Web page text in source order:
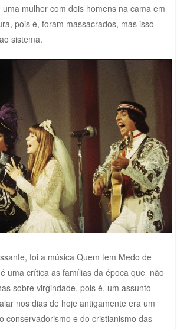
mulher com dois homens na cama em
pois é, foram massacrados, mas isso
sistema.
foi a música Quem tem Medo de
uma crítica as famílias da época que não
sobre virgindade, pois é, um assunto
nos dias de hoje antigamente era um
conservadorismo e do cristianismo das